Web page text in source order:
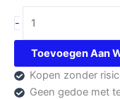
-
PO
DP-
100
aantal
Toevoegen Aan
Kopen zonder
Geen gedoe met